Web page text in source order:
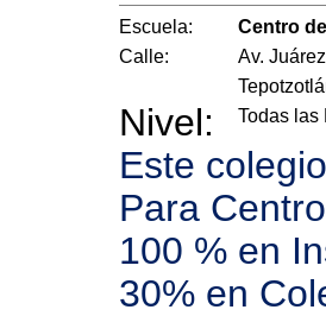
Escuela:
Centro
Calle:
Av.
Nivel: Todas las
Este
Para
100 % en
30% en